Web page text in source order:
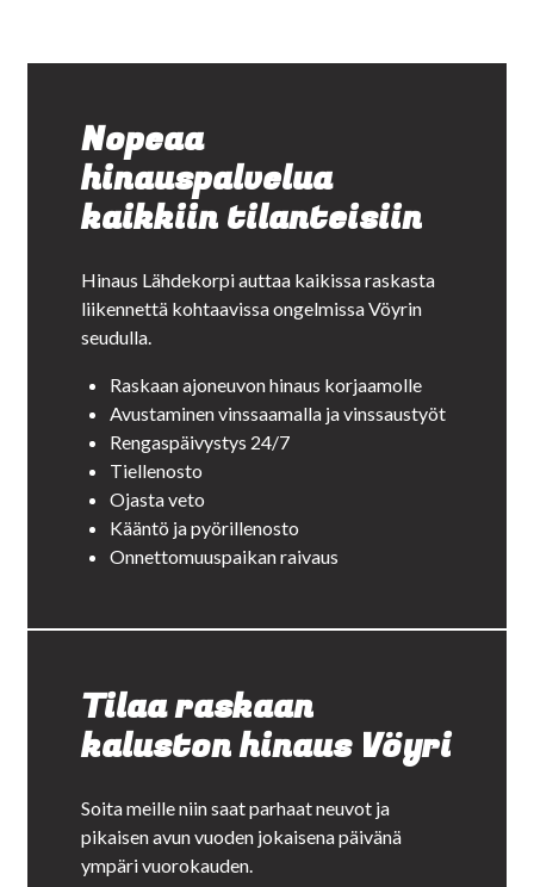
Nopeaa
hinauspalvelua
kaikkiin tilanteisiin
Hinaus Lähdekorpi auttaa kaikissa raskasta
liikennettä kohtaavissa ongelmissa Vöyrin
seudulla.
Raskaan ajoneuvon hinaus korjaamolle
Avustaminen vinssaamalla ja vinssaustyöt
Rengaspäivystys 24/7
Tiellenosto
Ojasta veto
Kääntö ja pyörillenosto
Onnettomuuspaikan raivaus
Tilaa raskaan
kaluston hinaus Vöyri
Soita meille niin saat parhaat neuvot ja
pikaisen avun vuoden jokaisena päivänä
ympäri vuorokauden.